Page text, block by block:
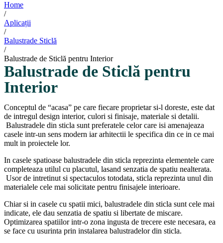
Home
/
Aplicații
/
Balustrade Sticlă
/
Balustrade de Sticlă pentru Interior
Balustrade de Sticlă pentru
Interior
Conceptul de “acasa” pe care fiecare proprietar si-l doreste, este dat
de intregul design interior, culori si finisaje, materiale si detalii.
Balustradele din sticla sunt preferatele celor care isi amenajeaza
casele intr-un sens modern iar arhitectii le specifica din ce in ce mai
mult in proiectele lor.
In casele spatioase balustradele din sticla reprezinta elementele care
completeaza utilul cu placutul, lasand senzatia de spatiu nealterata.
Usor de intretinut si spectaculos totodata, sticla reprezinta unul din
materialele cele mai solicitate pentru finisajele interioare.
Chiar si in casele cu spatii mici, balustradele din sticla sunt cele mai
indicate, ele dau senzatia de spatiu si libertate de miscare.
Optimizarea spatiilor intr-o zona ingusta de trecere este necesara, ea
se face cu usurinta prin instalarea balustradelor din sticla.